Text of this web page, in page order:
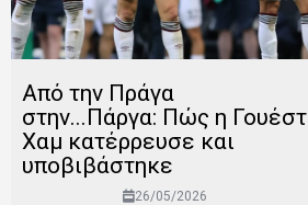
Από την Πράγα
στην...Πάργα: Πώς η Γουέστ
Χαμ κατέρρευσε και
υποβιβάστηκε
26/05/2026